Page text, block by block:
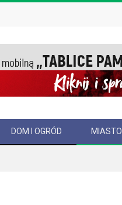
DOM I OGRÓD MIASTO